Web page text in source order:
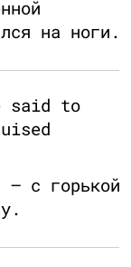
на ноги.
said to
– с горькой